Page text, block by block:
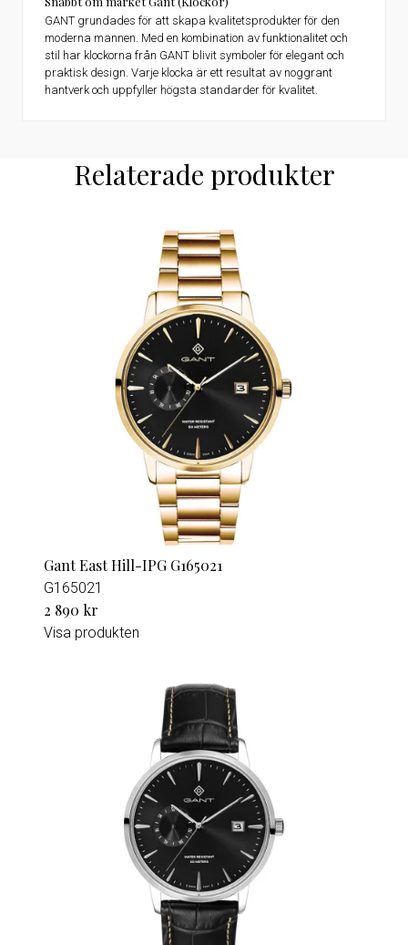
GANT grundades för att skapa kvalitetsprodukter för den
moderna mannen. Med en kombination av funktionalitet och
stil har klockorna från GANT blivit symboler för elegant och
praktisk design. Varje klocka är ett resultat av noggrant
hantverk och uppfyller högsta standarder för kvalitet.
Relaterade produkter
Gant East Hill-IPG G165021
G165021
2 890 kr
Visa produkten